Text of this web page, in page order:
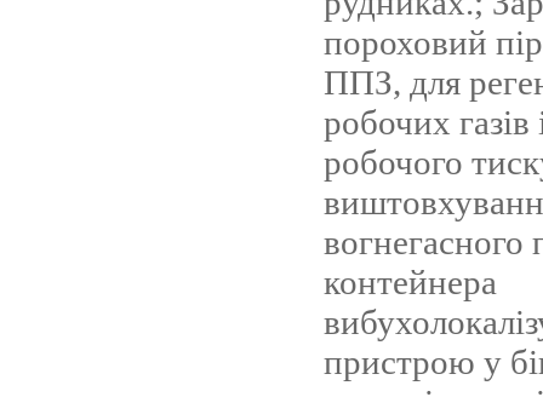
пороховий
ППЗ, для
робочих газів
робочого
контейнера
пристрою у